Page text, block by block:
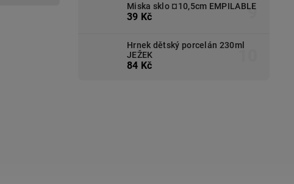
Miska sklo ¤10,5cm EMPILABLE
39 Kč
Hrnek dětský porcelán 230ml
JEŽEK
84 Kč